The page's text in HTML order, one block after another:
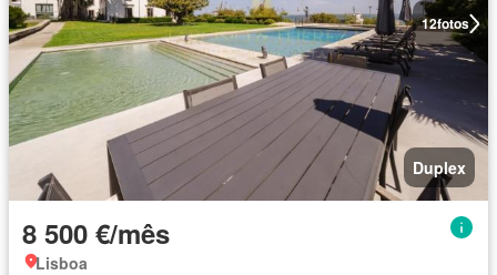
12fotos
Duplex
8 500 €/mês
Lisboa